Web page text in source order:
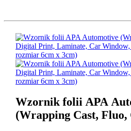
Wzornik folii APA
(Wrapping Cast, Fluo,